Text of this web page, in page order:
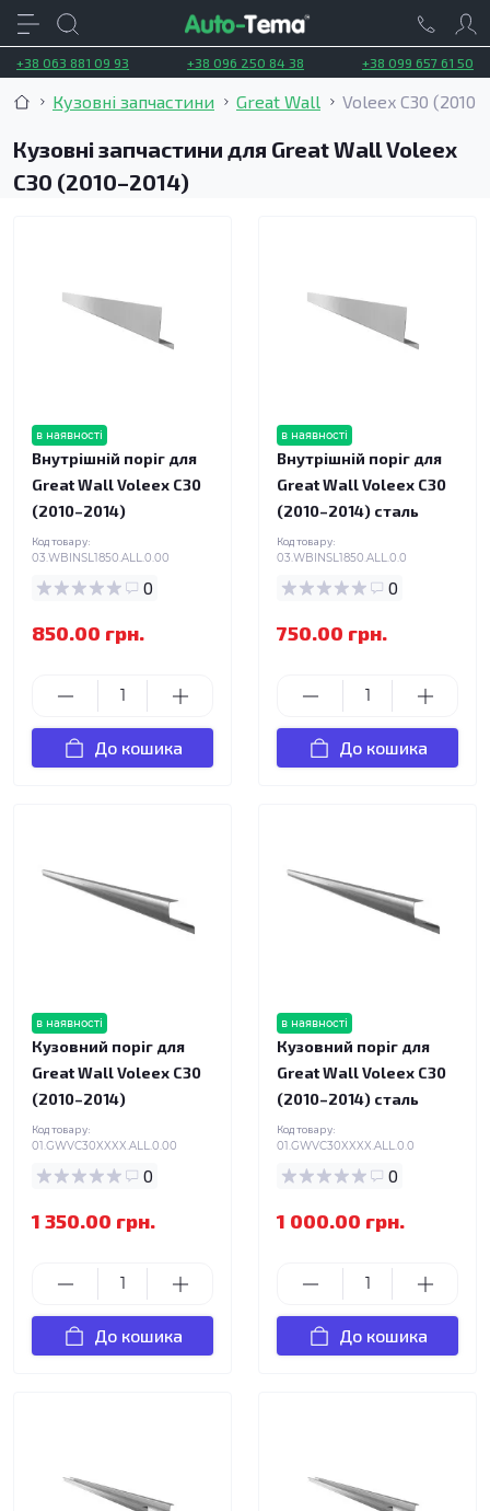
+38 063 881 09 93 +38 096 250 84 38 +38 099 657 61 50
Кузовні запчастини Great Wall Voleex C30
Кузовні запчастини для Great Wall Voleex
C30 (2010–2014)
в наявності
Внутрішній поріг для
Great Wall Voleex C30
(2010–2014)
Код товару:
03.WBINSL1850.ALL.0.00
0
850.00 грн.
До кошика
в наявності
Внутрішній поріг для
Great Wall Voleex C30
(2010–2014) сталь
Код товару:
03.WBINSL1850.ALL.0.0
0
750.00 грн.
До кошика
в наявності
Кузовний поріг для
Great Wall Voleex C30
(2010–2014)
Код товару:
01.GWVC30XXXX.ALL.0.00
0
1 350.00 грн.
До кошика
в наявності
Кузовний поріг для
Great Wall Voleex C30
(2010–2014) сталь
Код товару:
01.GWVC30XXXX.ALL.0.0
0
1 000.00 грн.
До кошика